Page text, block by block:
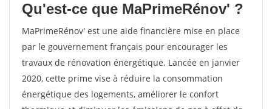
Qu'est-ce que MaPrimeRénov' ?
MaPrimeRénov' est une aide financière mise en place
par le gouvernement français pour encourager les
travaux de rénovation énergétique. Lancée en janvier
2020, cette prime vise à réduire la consommation
énergétique des logements, améliorer le confort